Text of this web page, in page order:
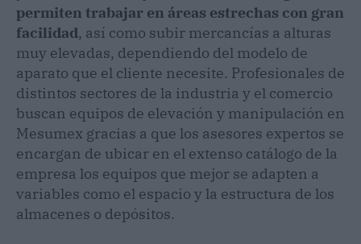
permiten trabajar en áreas estrechas con gran
facilidad, así como subir mercancías a alturas
muy elevadas, dependiendo del modelo de
aparato que el cliente necesite. Profesionales de
distintos sectores de la industria y el comercio
buscan equipos de elevación y manipulación en
Mesumex gracias a que los asesores expertos se
encargan de ubicar en el extenso catálogo de la
empresa los equipos que mejor se adapten a
variables como el espacio y la estructura de los
almacenes o depósitos.